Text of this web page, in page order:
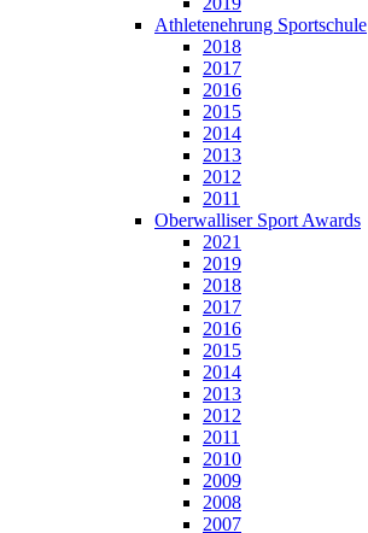
Athletenehrung Sportschule
2018
2017
2016
2015
2014
2013
2012
2011
Oberwalliser Sport Awards
2021
2019
2018
2017
2016
2015
2014
2013
2012
2011
2010
2009
2008
2007